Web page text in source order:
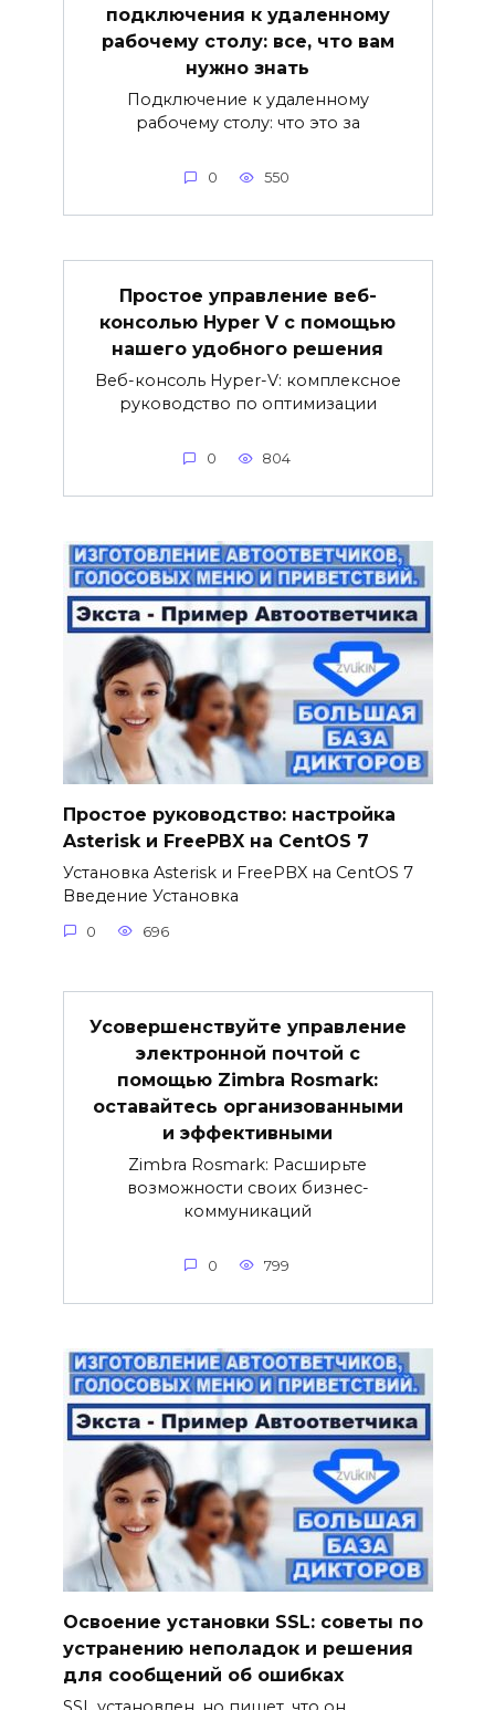
подключения к удаленному
рабочему столу: все, что вам
нужно знать
Подключение к удаленному
рабочему столу: что это за
0 550
Простое управление веб-
консолью Hyper V с помощью
нашего удобного решения
Веб-консоль Hyper-V: комплексное
руководство по оптимизации
0 804
Простое руководство: настройка
Asterisk и FreePBX на CentOS 7
Установка Asterisk и FreePBX на CentOS 7
Введение Установка
0 696
Усовершенствуйте управление
электронной почтой с
помощью Zimbra Rosmark:
оставайтесь организованными
и эффективными
Zimbra Rosmark: Расширьте
возможности своих бизнес-
коммуникаций
0 799
Освоение установки SSL: советы по
устранению неполадок и решения
для сообщений об ошибках